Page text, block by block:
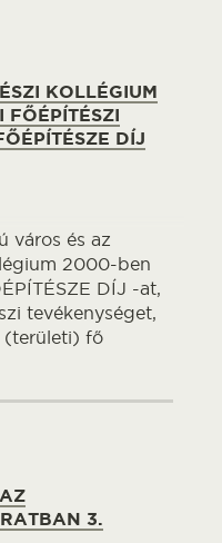
KOLLÉGIUM
FŐÉPÍTÉSZI
DÍJ
város és az
2000-ben
DÍJ -at,
tevékenységet,
(területi) fő
3.